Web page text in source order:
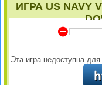
ИГРА US NAVY
Y
Эта игра недоступна